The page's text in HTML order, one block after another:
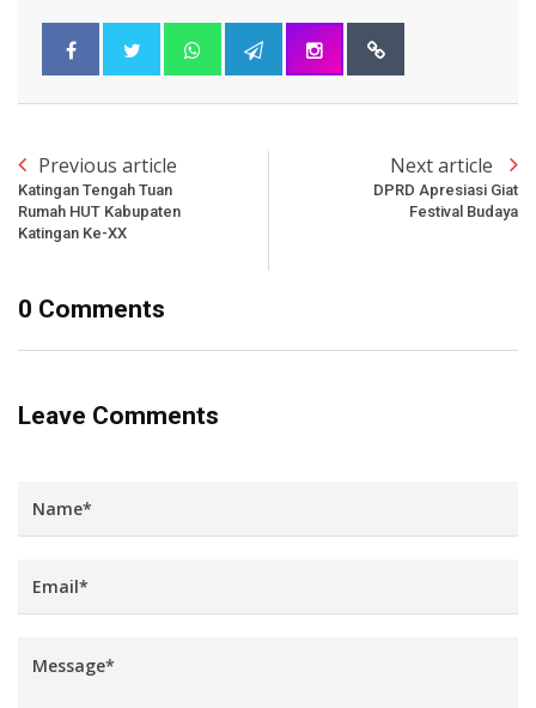
Previous article
Katingan Tengah Tuan
Rumah HUT Kabupaten
Katingan Ke-XX
Next article
DPRD Apresiasi Giat
Festival Budaya
0 Comments
Leave Comments